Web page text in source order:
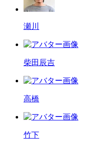
瀬川
柴田辰吉
高橋
竹下